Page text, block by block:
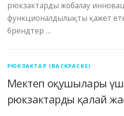
рюкзактарды жобалау
функционалдылықты қажет
брендтер …
РЮКЗАКТАР (BACKPACKS)
Мектеп оқушылары
рюкзактарды қалай